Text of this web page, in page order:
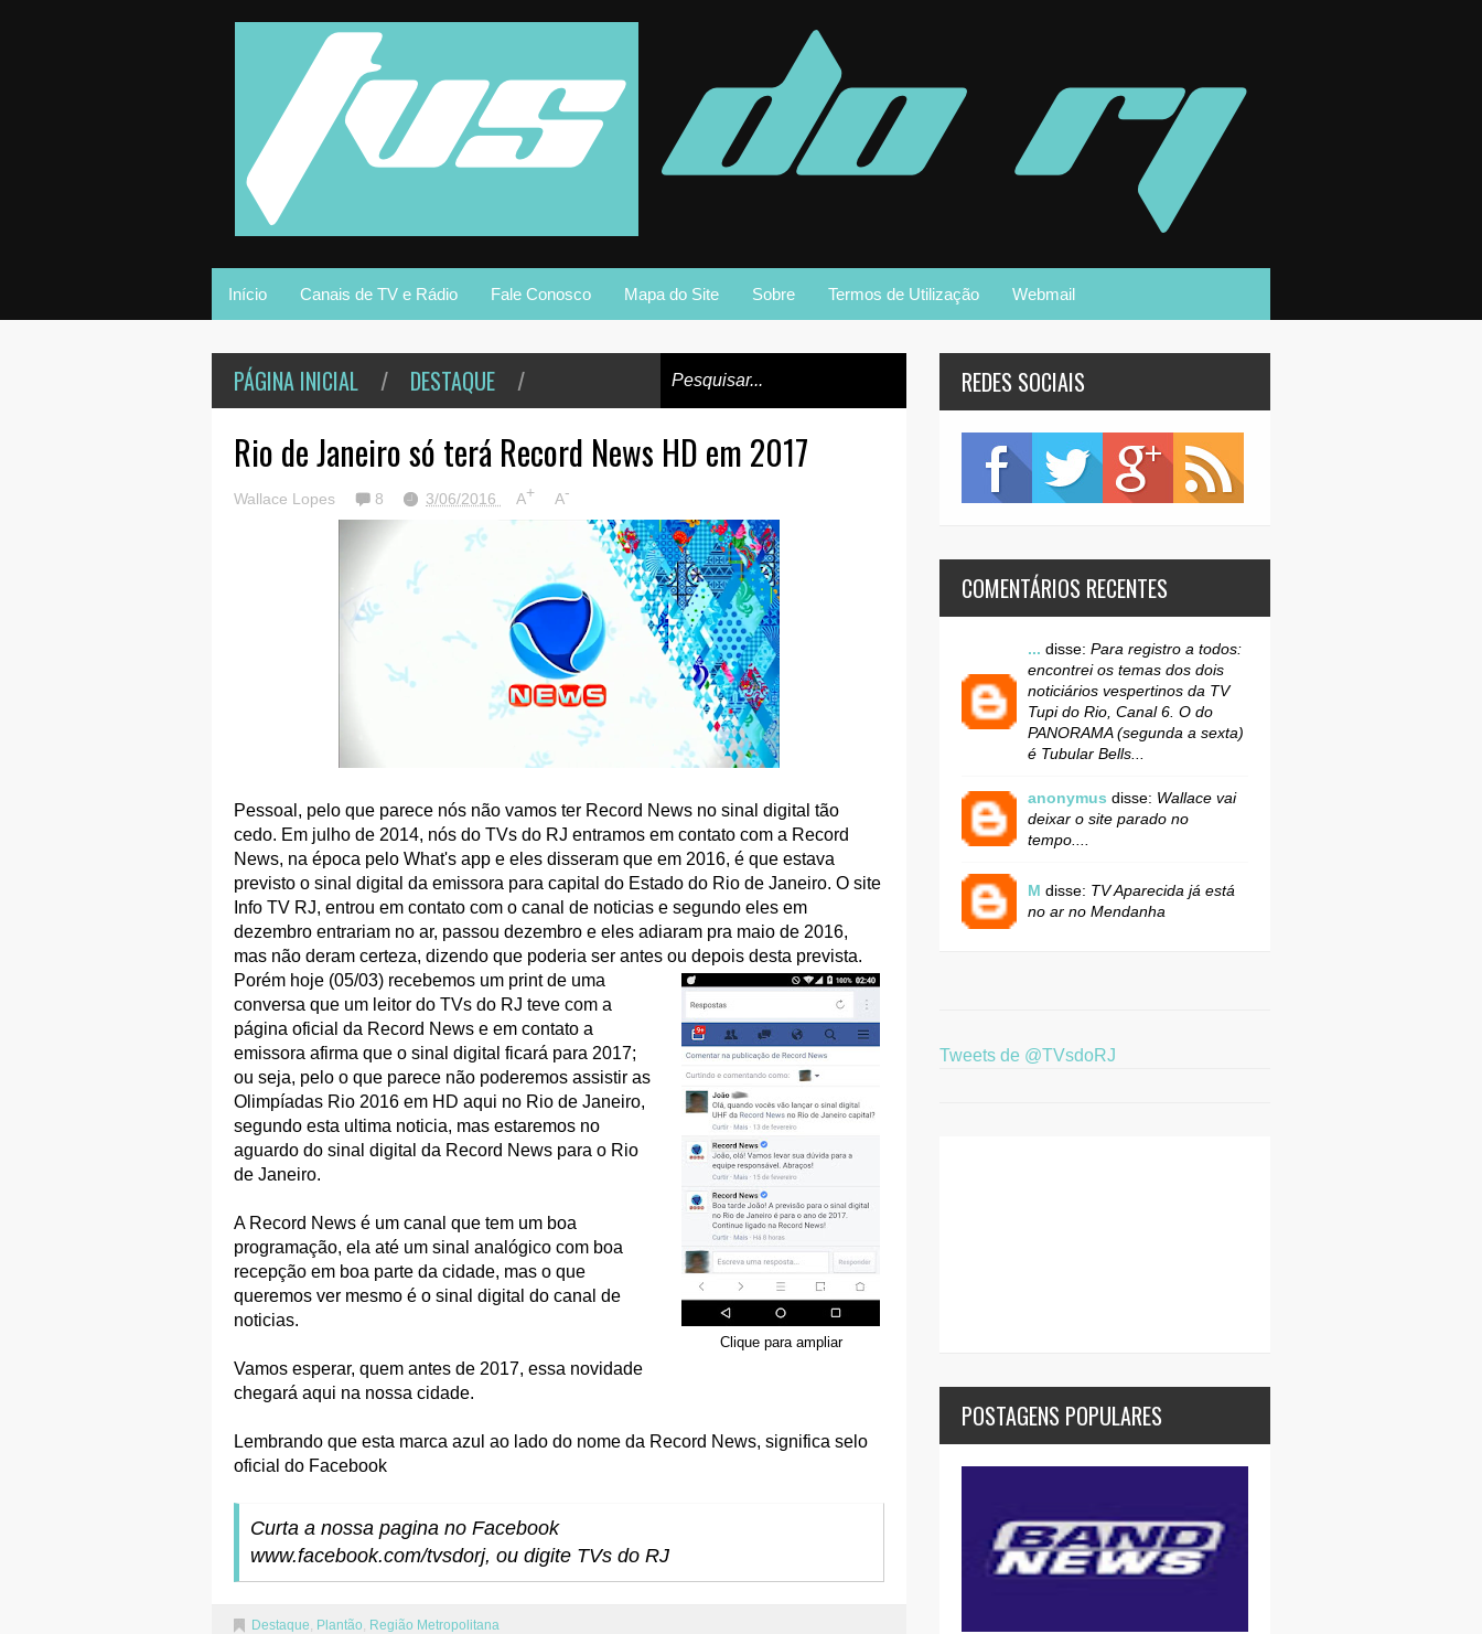
Início Canais de TV e Rádio Fale Conosco Mapa do Site Sobre Termos de Utilização Webmail
PÁGINA INICIAL / DESTAQUE /
Rio de Janeiro só terá Record News HD em 2017
Wallace Lopes 8 3/06/2016 A+ A-
Pessoal, pelo que parece nós não vamos ter Record News no sinal digital tão
cedo. Em julho de 2014, nós do TVs do RJ entramos em contato com a Record
News, na época pelo What's app e eles disseram que em 2016, é que estava
previsto o sinal digital da emissora para capital do Estado do Rio de Janeiro. O site
Info TV RJ, entrou em contato com o canal de noticias e segundo eles em
dezembro entrariam no ar, passou dezembro e eles adiaram pra maio de 2016,
mas não deram certeza, dizendo que poderia ser antes ou depois desta prevista.
Clique para ampliar
Porém hoje (05/03) recebemos um print de uma
conversa que um leitor do TVs do RJ teve com a
página oficial da Record News e em contato a
emissora afirma que o sinal digital ficará para 2017;
ou seja, pelo o que parece não poderemos assistir as
Olimpíadas Rio 2016 em HD aqui no Rio de Janeiro,
segundo esta ultima noticia, mas estaremos no
aguardo do sinal digital da Record News para o Rio
de Janeiro.
A Record News é um canal que tem um boa
programação, ela até um sinal analógico com boa
recepção em boa parte da cidade, mas o que
queremos ver mesmo é o sinal digital do canal de
noticias.
Vamos esperar, quem antes de 2017, essa novidade
chegará aqui na nossa cidade.
Lembrando que esta marca azul ao lado do nome da Record News, significa selo
oficial do Facebook
Curta a nossa pagina no Facebook
www.facebook.com/tvsdorj, ou digite TVs do RJ
Destaque Plantão Região Metropolitana
REDES SOCIAIS
COMENTÁRIOS RECENTES
... disse: Para registro a todos:
encontrei os temas dos dois
noticiários vespertinos da TV
Tupi do Rio, Canal 6. O do
PANORAMA (segunda a sexta)
é Tubular Bells...
anonymus disse: Wallace vai
deixar o site parado no
tempo....
M disse: TV Aparecida já está
no ar no Mendanha
Tweets de @TVsdoRJ
POSTAGENS POPULARES